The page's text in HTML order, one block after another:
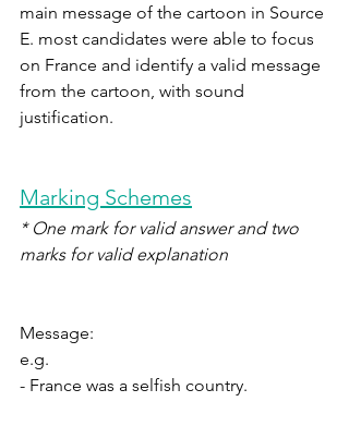
main message of the cartoon in Source
E. most candidates were able to focus
on France and identify a valid message
from the cartoon, with sound
justification.
Marking Schemes
* One mark for valid answer and two
marks for valid explanation
Message:
e.g.
- France was a selfish country.